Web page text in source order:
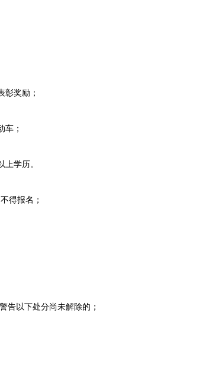
奖励；
；
学历。
得报名；
以下处分尚未解除的；